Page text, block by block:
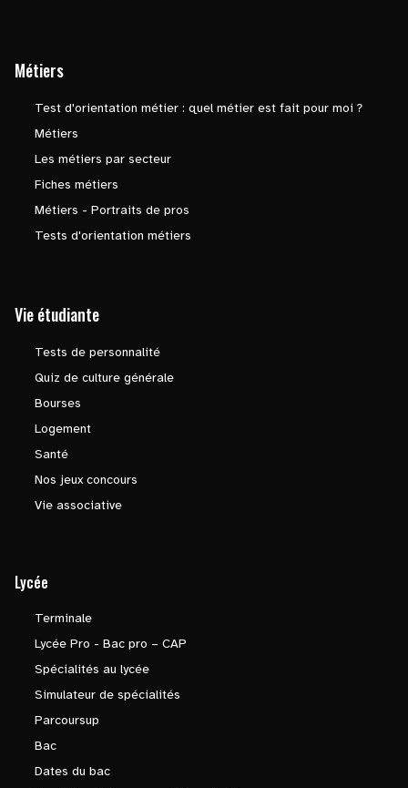
Métiers
Test d'orientation métier : quel métier est fait pour moi ?
Métiers
Les métiers par secteur
Fiches métiers
Métiers - Portraits de pros
Tests d'orientation métiers
Vie étudiante
Tests de personnalité
Quiz de culture générale
Bourses
Logement
Santé
Nos jeux concours
Vie associative
Lycée
Terminale
Lycée Pro - Bac pro – CAP
Spécialités au lycée
Simulateur de spécialités
Parcoursup
Bac
Dates du bac